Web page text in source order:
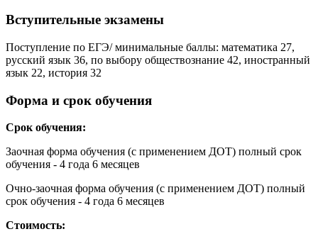
Вступительные экзамены
Поступление по ЕГЭ/ минимальные баллы: математика 27,
русский язык 36, по выбору обществознание 42, иностранный
язык 22, история 32
Форма и срок обучения
Срок обучения:
Заочная форма обучения (с применением ДОТ) полный срок
обучения - 4 года 6 месяцев
Очно-заочная форма обучения (с применением ДОТ) полный
срок обучения - 4 года 6 месяцев
Стоимость: